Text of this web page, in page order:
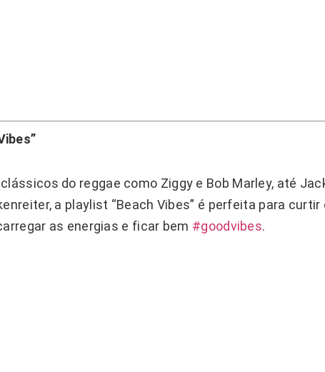
do reggae como Ziggy e Bob Marley, até
a playlist “Beach Vibes” é perfeita para curtir
as energias e ficar bem #goodvibes.